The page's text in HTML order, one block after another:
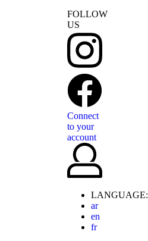
FOLLOW
US
Connect
to your
account
LANGUAGE:
ar
en
fr